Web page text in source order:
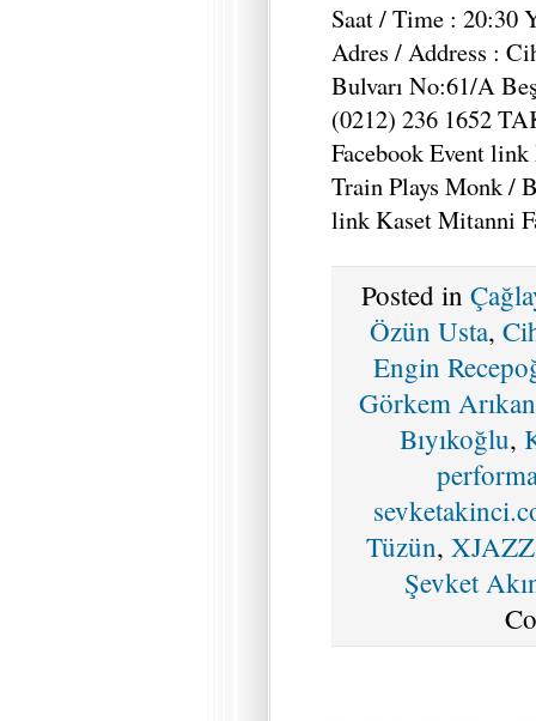
Saat / Time : 20:30
Adres / Address :
Bulvarı No:61/A
(0212) 236 1652
Facebook Event
Train Plays Monk /
link Kaset Mitanni
Posted in
Özün Usta,
Engin
Görkem Arıkan
Bıyıkoğlu,
Tüzün,
Şevket